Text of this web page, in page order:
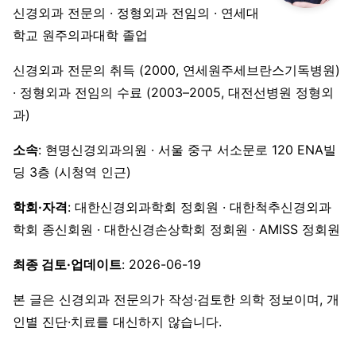
신경외과 전문의 · 정형외과 전임의 · 연세대
학교 원주의과대학 졸업
신경외과 전문의 취득 (2000, 연세원주세브란스기독병원)
· 정형외과 전임의 수료 (2003–2005, 대전선병원 정형외
과)
소속: 현명신경외과의원 · 서울 중구 서소문로 120 ENA빌
딩 3층 (시청역 인근)
학회·자격: 대한신경외과학회 정회원 · 대한척추신경외과
학회 종신회원 · 대한신경손상학회 정회원 · AMISS 정회원
최종 검토·업데이트: 2026-06-19
본 글은 신경외과 전문의가 작성·검토한 의학 정보이며, 개
인별 진단·치료를 대신하지 않습니다.